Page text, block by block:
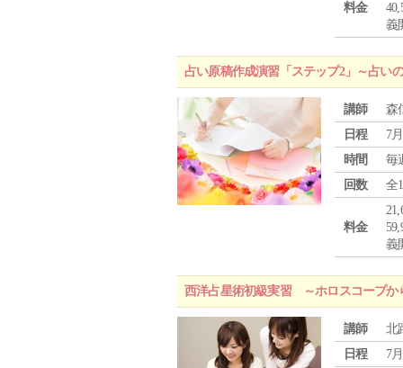
料金
義
占い原稿作成演習「ステップ2」～占い
講師
日程
7
時間
毎
回数
全
料金
義
西洋占星術初級実習 ～ホロスコープか
講師
北
日程
7